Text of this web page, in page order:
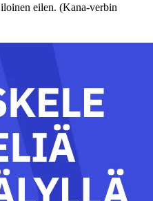
iloinen eilen. (Kana-verbin